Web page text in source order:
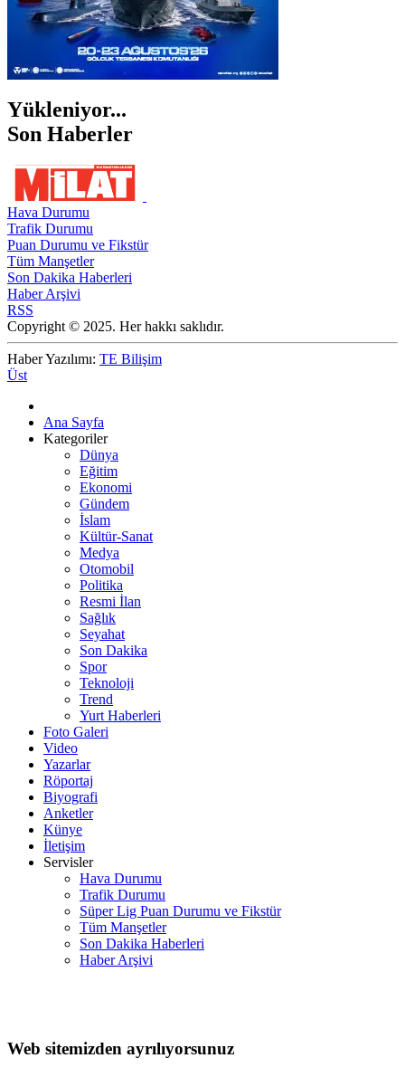
Yükleniyor...
Son Haberler
Hava Durumu
Trafik Durumu
Puan Durumu ve Fikstür
Tüm Manşetler
Son Dakika Haberleri
Haber Arşivi
RSS
Copyright © 2025. Her hakkı saklıdır.
Haber Yazılımı: TE Bilişim
Üst
Ana Sayfa
Kategoriler
Dünya
Eğitim
Ekonomi
Gündem
İslam
Kültür-Sanat
Medya
Otomobil
Politika
Resmi İlan
Sağlık
Seyahat
Son Dakika
Spor
Teknoloji
Trend
Yurt Haberleri
Foto Galeri
Video
Yazarlar
Röportaj
Biyografi
Anketler
Künye
İletişim
Servisler
Hava Durumu
Trafik Durumu
Süper Lig Puan Durumu ve Fikstür
Tüm Manşetler
Son Dakika Haberleri
Haber Arşivi
Web sitemizden ayrılıyorsunuz